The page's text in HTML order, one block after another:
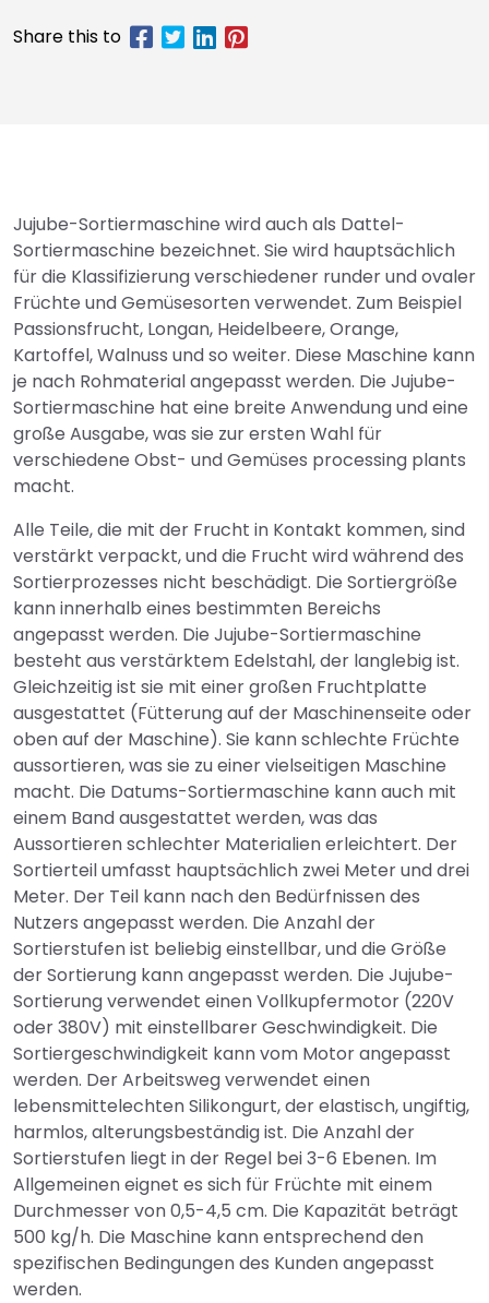
Jujube-Sortiermaschine wird auch als Dattel-
Sortiermaschine bezeichnet. Sie wird hauptsächlich
für die Klassifizierung verschiedener runder und ovaler
Früchte und Gemüsesorten verwendet. Zum Beispiel
Passionsfrucht, Longan, Heidelbeere, Orange,
Kartoffel, Walnuss und so weiter. Diese Maschine kann
je nach Rohmaterial angepasst werden. Die Jujube-
Sortiermaschine hat eine breite Anwendung und eine
große Ausgabe, was sie zur ersten Wahl für
verschiedene Obst- und Gemüses processing plants
macht.
Alle Teile, die mit der Frucht in Kontakt kommen, sind
verstärkt verpackt, und die Frucht wird während des
Sortierprozesses nicht beschädigt. Die Sortiergröße
kann innerhalb eines bestimmten Bereichs
angepasst werden. Die Jujube-Sortiermaschine
besteht aus verstärktem Edelstahl, der langlebig ist.
Gleichzeitig ist sie mit einer großen Fruchtplatte
ausgestattet (Fütterung auf der Maschinenseite oder
oben auf der Maschine). Sie kann schlechte Früchte
aussortieren, was sie zu einer vielseitigen Maschine
macht. Die Datums-Sortiermaschine kann auch mit
einem Band ausgestattet werden, was das
Aussortieren schlechter Materialien erleichtert. Der
Sortierteil umfasst hauptsächlich zwei Meter und drei
Meter. Der Teil kann nach den Bedürfnissen des
Nutzers angepasst werden. Die Anzahl der
Sortierstufen ist beliebig einstellbar, und die Größe
der Sortierung kann angepasst werden. Die Jujube-
Sortierung verwendet einen Vollkupfermotor (220V
oder 380V) mit einstellbarer Geschwindigkeit. Die
Sortiergeschwindigkeit kann vom Motor angepasst
werden. Der Arbeitsweg verwendet einen
lebensmittelechten Silikongurt, der elastisch, ungiftig,
harmlos, alterungsbeständig ist. Die Anzahl der
Sortierstufen liegt in der Regel bei 3-6 Ebenen. Im
Allgemeinen eignet es sich für Früchte mit einem
Durchmesser von 0,5-4,5 cm. Die Kapazität beträgt
500 kg/h. Die Maschine kann entsprechend den
spezifischen Bedingungen des Kunden angepasst
werden.